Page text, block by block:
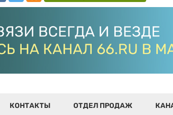
КОНТАКТЫ ОТДЕЛ ПРОДАЖ